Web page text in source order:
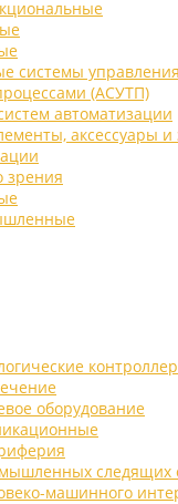
системы управления
(АСУТП)
автоматизации
аксессуары
зрения
оборудование
следящих
машинного